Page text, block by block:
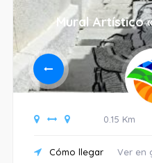
Mural Artístico
0.15 Km
Cómo llegar Ver en